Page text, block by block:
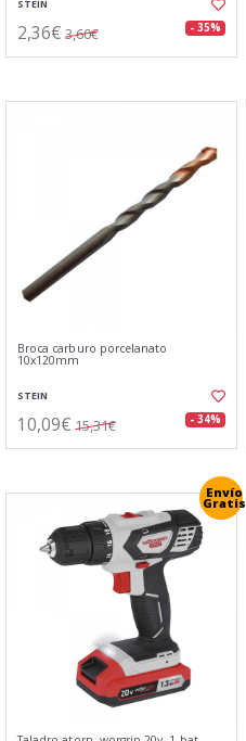
STEIN
2,36€ 3,60€ - 35%
Broca carburo porcelanato
10x120mm
STEIN
10,09€ 15,31€ - 34%
Envío
Gratis